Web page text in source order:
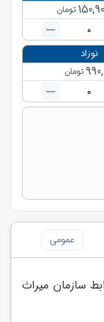
تومان
0
نوزاد
تومان
0
عمومی
سازمان میراث